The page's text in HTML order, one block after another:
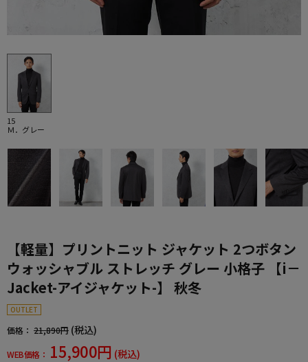
15
Ｍ．グレー
【軽量】プリントニット ジャケット 2つボタン
ウォッシャブル ストレッチ グレー 小格子 【i－
Jacket-アイジャケット-】 秋冬
OUTLET
価格： 21,890円 (税込)
WEB価格： 15,900円 (税込)